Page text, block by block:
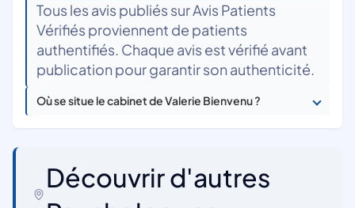
Tous les avis publiés sur Avis Patients
Vérifiés proviennent de patients
authentifiés. Chaque avis est vérifié avant
publication pour garantir son authenticité.
Où se situe le cabinet de Valerie Bienvenu ?
Découvrir d'autres